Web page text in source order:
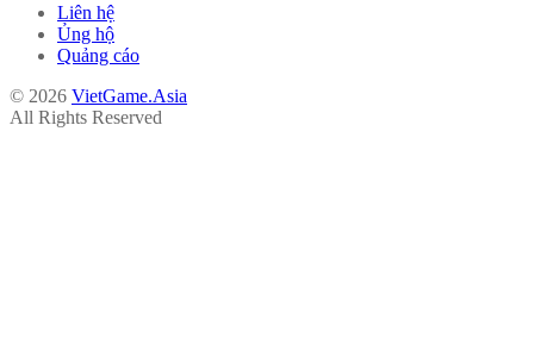
Liên hệ
Ủng hộ
Quảng cáo
© 2026 VietGame.Asia
All Rights Reserved